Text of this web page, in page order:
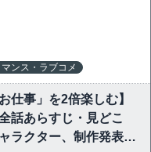
マンス・ラブコメ
仕事」を2倍楽しむ】
話あらすじ・見どこ
ラクター、制作発表会